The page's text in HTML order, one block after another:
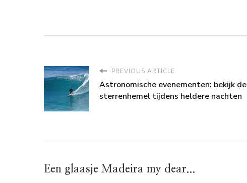
PREVIOUS ARTICLE
Astronomische evenementen: bekijk de
sterrenhemel tijdens heldere nachten
Een glaasje Madeira my dear...